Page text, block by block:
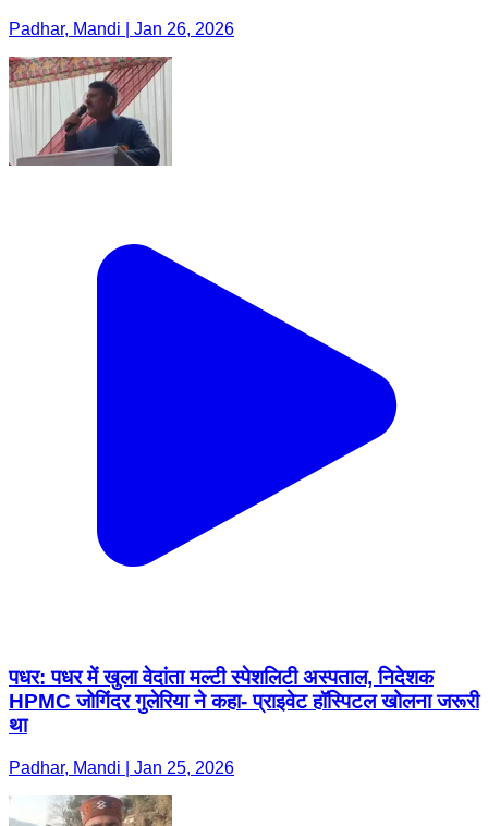
Padhar, Mandi | Jan 26, 2026
पधर: पधर में खुला वेदांता मल्टी स्पेशलिटी अस्पताल, निदेशक
HPMC जोगिंदर गुलेरिया ने कहा- प्राइवेट हॉस्पिटल खोलना जरूरी
था
Padhar, Mandi | Jan 25, 2026